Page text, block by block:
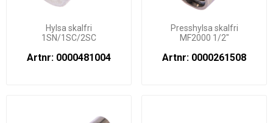
Hylsa skalfri
1SN/1SC/2SC
Artnr: 0000481004
Presshylsa skalfri
MF2000 1/2"
Artnr: 0000261508